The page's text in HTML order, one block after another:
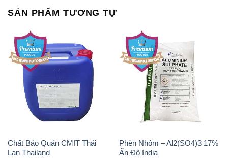
SẢN PHẨM TƯƠNG TỰ
Chất Bảo Quản CMIT Thái
Lan Thailand
Phèn Nhôm – Al2(SO4)3 17%
Ấn Độ India